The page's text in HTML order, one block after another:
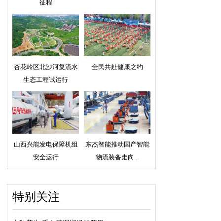
征程
杏花岭区北沙河复流水
生态工程试运行
全民共赴健康之约
山西兴能发电保障机组
安全运行
东杰智能推动国产智能
物流装备走向...
特别关注